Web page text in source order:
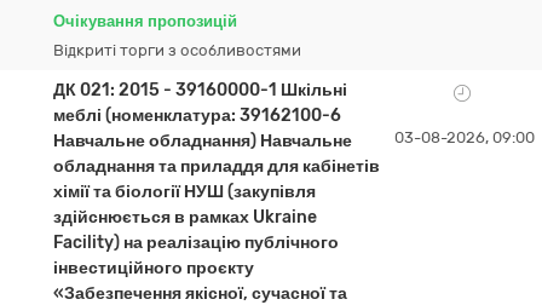
Очікування пропозицій
Відкриті торги з особливостями
ДК 021: 2015 - 39160000-1 Шкільні
меблі (номенклатура: 39162100-6
Навчальне обладнання) Навчальне
обладнання та приладдя для кабінетів
хімії та біології НУШ (закупівля
здійснюється в рамках Ukraine
Facility) на реалізацію публічного
інвестиційного проєкту
«Забезпечення якісної, сучасної та
03-08-2026, 09:00